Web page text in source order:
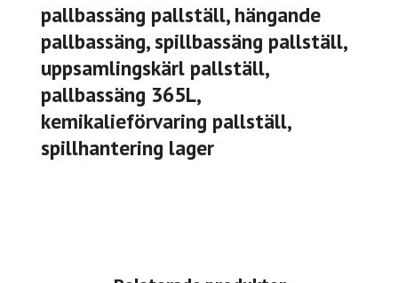
pallbassäng pallställ, hängande
pallbassäng, spillbassäng pallställ,
uppsamlingskärl pallställ,
pallbassäng 365L,
kemikalieförvaring pallställ,
spillhantering lager